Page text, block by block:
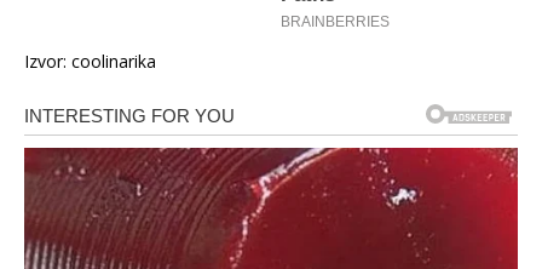
Izvor: coolinarika